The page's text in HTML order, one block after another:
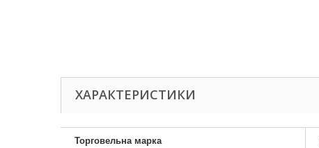
ХАРАКТЕРИСТИКИ
Торговельна марка